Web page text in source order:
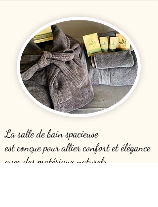
La salle de bain spacieuse
estconçuepour allier confort et élégance
avec des matériaux naturels.